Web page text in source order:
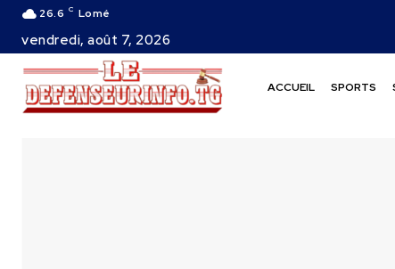
26.6 C Lomé
vendredi, août 7, 2026
ACCUEIL SPORTS